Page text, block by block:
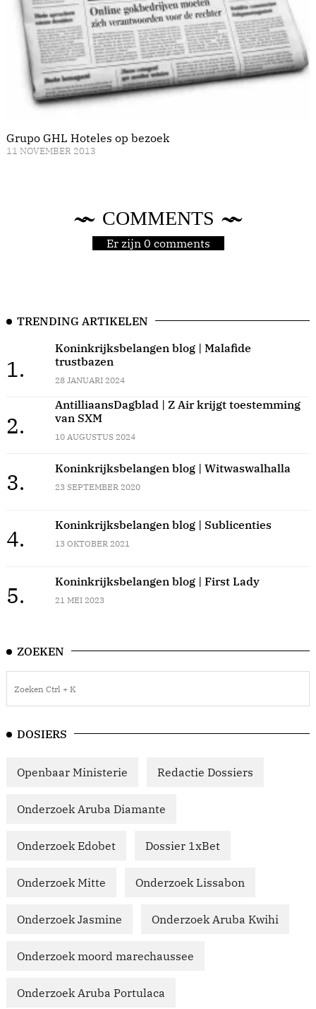
Grupo GHL Hoteles op bezoek
11 NOVEMBER 2013
COMMENTS
Er zijn 0 comments
TRENDING ARTIKELEN
1.
Koninkrijksbelangen blog | Malafide
trustbazen
28 JANUARI 2024
2.
AntilliaansDagblad | Z Air krijgt toestemming
van SXM
10 AUGUSTUS 2024
3.
Koninkrijksbelangen blog | Witwaswalhalla
23 SEPTEMBER 2020
4.
Koninkrijksbelangen blog | Sublicenties
13 OKTOBER 2021
5.
Koninkrijksbelangen blog | First Lady
21 MEI 2023
ZOEKEN
DOSIERS
Openbaar Ministerie Redactie Dossiers
Onderzoek Aruba Diamante
Onderzoek Edobet Dossier 1xBet
Onderzoek Mitte Onderzoek Lissabon
Onderzoek Jasmine Onderzoek Aruba Kwihi
Onderzoek moord marechaussee
Onderzoek Aruba Portulaca